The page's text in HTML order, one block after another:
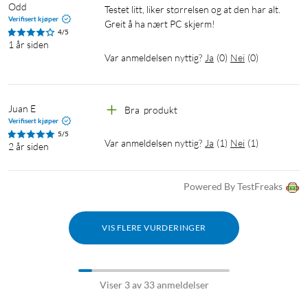
Odd
Verifisert kjøper
4/5
1 år siden
Testet litt, liker størrelsen og at den har alt.
Greit å ha nært PC skjerm!
Var anmeldelsen nyttig? Ja (0) Nei (0)
Juan E
Verifisert kjøper
5/5
2 år siden
Bra  produkt
Var anmeldelsen nyttig? Ja (1) Nei (1)
Powered By TestFreaks
VIS FLERE VURDERINGER
Viser 3 av 33 anmeldelser